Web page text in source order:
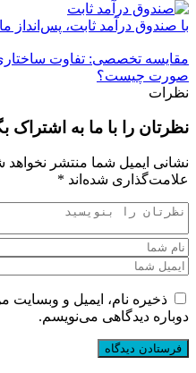
با صندوق درآمد ثابت، پس‌انداز
مقایسه تخصصی: تفاوت
صورت چیست؟
نظرات
نظرتان را با ما به اشتراک
نشانی ایمیل شما منتشر نخواهد
علامت‌گذاری شده‌اند *
ذخیره نام، ایمیل و وبسایت
دوباره دیدگاهی می‌نویسم.